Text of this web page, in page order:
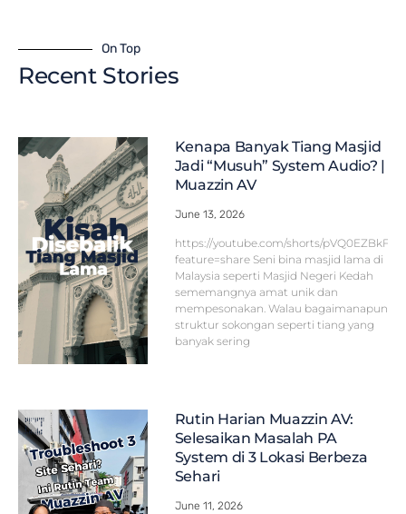
On Top
Recent Stories
Kenapa Banyak Tiang Masjid
Jadi “Musuh” System Audio? |
Muazzin AV
June 13, 2026
https://youtube.com/shorts/
feature=share Seni bina masjid lama di
Malaysia seperti Masjid Negeri Kedah
sememangnya amat unik dan
mempesonakan. Walau bagaimanapun,
struktur sokongan seperti tiang yang
banyak sering
Rutin Harian Muazzin AV:
Selesaikan Masalah PA
System di 3 Lokasi Berbeza
Sehari
June 11, 2026